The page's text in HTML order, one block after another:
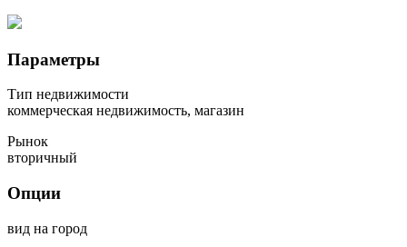
Параметры
Тип недвижимости
коммерческая недвижимость, магазин
Рынок
вторичный
Опции
вид на город